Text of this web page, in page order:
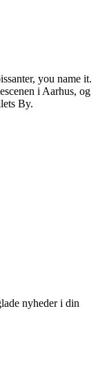
you name it.
i Aarhus, og
By.
nyheder i din